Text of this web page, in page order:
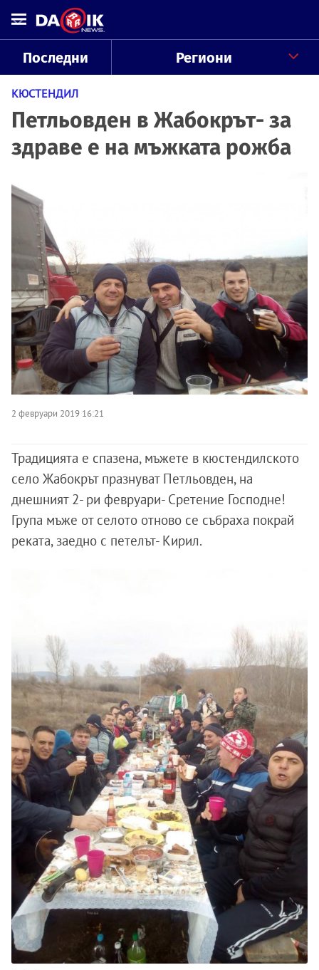
Последни Региони
КЮСТЕНДИЛ
Петльовден в Жабокрът- за
здраве е на мъжката рожба
2 февруари 2019 16:21
Традицията е спазена, мъжете в кюстендилското
село Жабокрът празнуват Петльовден, на
днешният 2- ри февруари- Сретение Господне!
Група мъже от селото отново се събраха покрай
реката, заедно с петелът- Кирил.